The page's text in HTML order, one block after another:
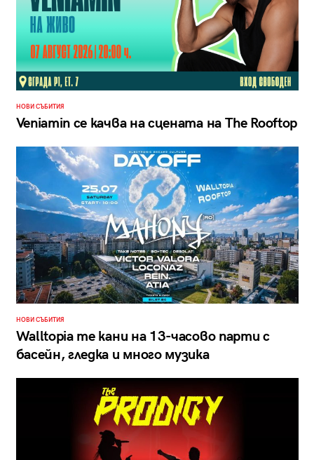
НОВИ СЪБИТИЯ
Veniamin се качва на сцената на The Rooftop
НОВИ СЪБИТИЯ
Walltopia те кани на 13-часово парти с
басейн, гледка и много музика